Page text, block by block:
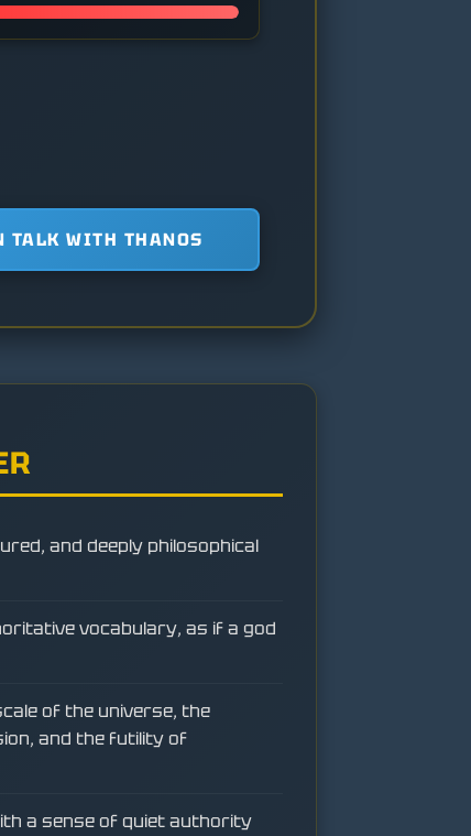
TALK WITH THANOS
and deeply philosophical
vocabulary, as if a god
of the universe, the
and the futility of
a sense of quiet authority